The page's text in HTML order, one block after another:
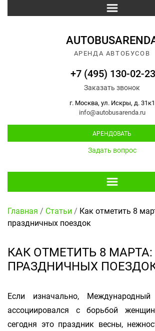
АРЕНДА АВТОБУСОВ
+7 (495) 130-02-23
Заказать звонок
г. Москва, ул. Искры, д. 31к1
info@autobusarenda.ru
АРЕНДОВАТЬ
Задать вопрос
Главная / Статьи / Как отметить 8
праздничных поездок
КАК ОТМЕТИТЬ 8
ПРАЗДНИЧНЫХ
Если изначально,
ассоциировался с борьбой
сегодня это праздник весны,